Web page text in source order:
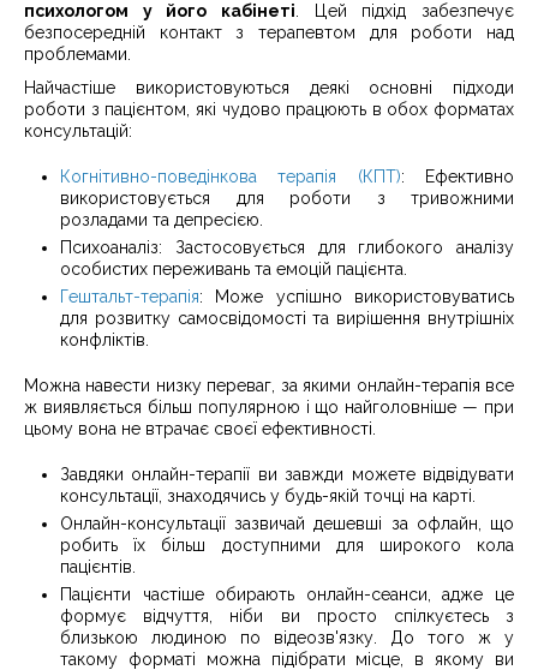
психологом у його кабінеті . Цей підхід забезпечує
безпосередній контакт з терапевтом для роботи над
проблемами.
Найчастіше використовуються деякі основні підходи
роботи з пацієнтом, які чудово працюють в обох форматах
консультацій:
Когнітивно-поведінкова терапія (КПТ): Ефективно
використовується для роботи з тривожними
розладами та депресією.
Психоаналіз: Застосовується для глибокого аналізу
особистих переживань та емоцій пацієнта.
Гештальт-терапія: Може успішно використовуватись
для розвитку самосвідомості та вирішення внутрішніх
конфліктів.
Можна навести низку переваг, за якими онлайн-терапія все
ж виявляється більш популярною і що найголовніше — при
цьому вона не втрачає своєї ефективності.
Завдяки онлайн-терапії ви завжди можете відвідувати
консультації, знаходячись у будь-якій точці на карті.
Онлайн-консультації зазвичай дешевші за офлайн, що
робить їх більш доступними для широкого кола
пацієнтів.
Пацієнти частіше обирають онлайн-сеанси, адже це
формує відчуття, ніби ви просто спілкуєтесь з
близькою людиною по відеозв'язку. До того ж у
такому форматі можна підібрати місце, в якому ви